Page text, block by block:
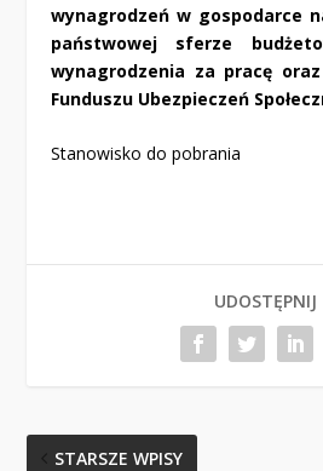
wynagrodzeń w gospodarce
państwowej sferze
wynagrodzenia za pracę
Funduszu Ubezpieczeń
Stanowiskodo pobrania
UDOSTĘPNIJ
STARSZE WPISY